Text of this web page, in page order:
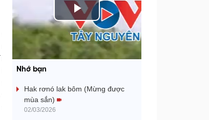
P
l
y
Nhớ bạn
Hak rơnó lak bôm (Mừng được
mùa sắn)
02/03/2026